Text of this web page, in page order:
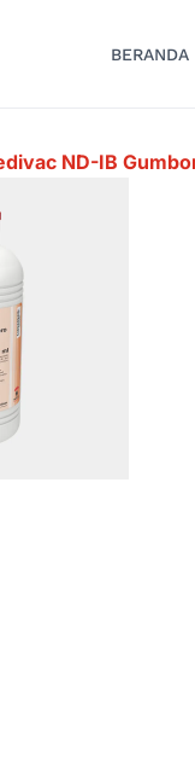
BERANDA
ND-IB